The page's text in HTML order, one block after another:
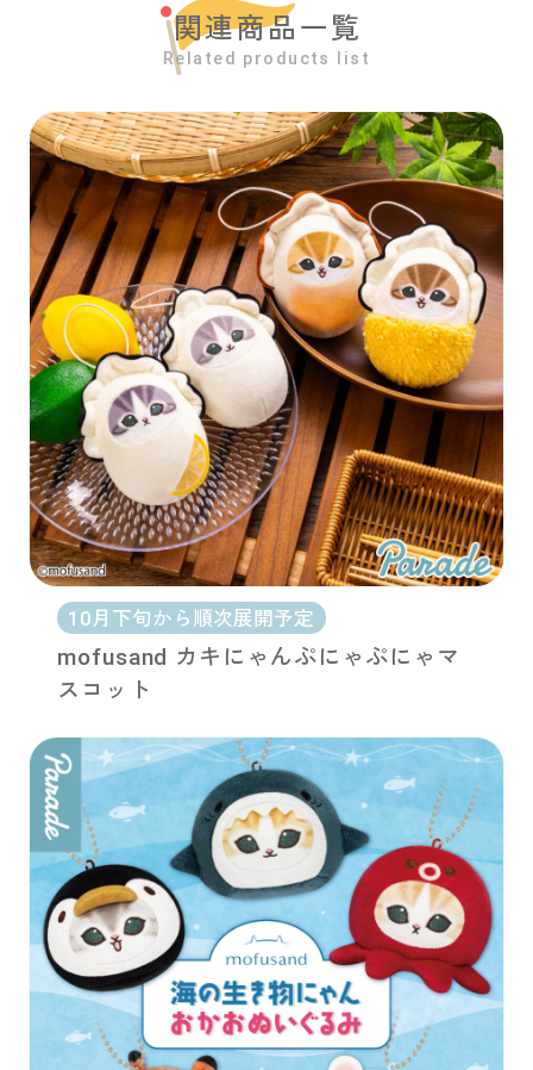
関連商品一覧
Related products list
10月下旬から順次展開予定
mofusand カキにゃんぷにゃぷにゃマ
スコット